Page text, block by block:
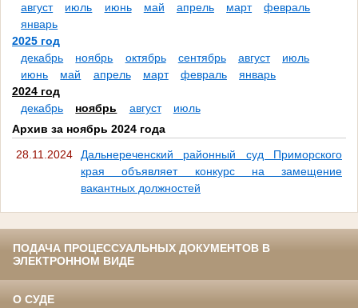
август
июль июнь май апрель март
февраль
январь
2025 год
декабрь
ноябрь октябрь сентябрь август
июль
июнь
май апрель март февраль
январь
2024 год
декабрь
ноябрь август
июль
Архив за ноябрь 2024 года
28.11.2024
Дальнереченский районный суд Приморского
края объявляет конкурс на замещение
вакантных должностей
ПОДАЧА ПРОЦЕССУАЛЬНЫХ ДОКУМЕНТОВ В
ЭЛЕКТРОННОМ ВИДЕ
О СУДЕ